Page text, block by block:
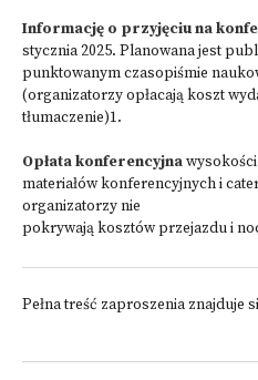
Informację o przyjęciu na
stycznia 2025. Planowana jest
punktowanym czasopiśmie
(organizatorzy opłacają koszt
tłumaczenie)1.
Opłata konferencyjna
materiałów konferencyjnych i
organizatorzy nie
pokrywają kosztów przejazdu i
Pełna treść zaproszenia znajduje